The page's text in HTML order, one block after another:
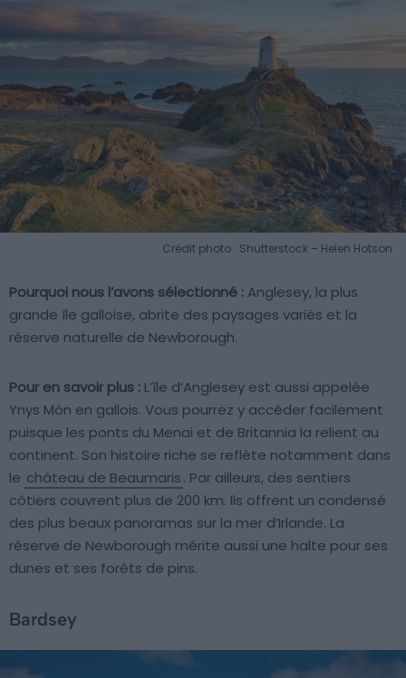
Crédit photo : Shutterstock – Helen Hotson
Pourquoi nous l’avons sélectionné : Anglesey, la plus
grande île galloise, abrite des paysages variés et la
réserve naturelle de Newborough.
Pour en savoir plus : L’île d’Anglesey est aussi appelée
Ynys Môn en gallois. Vous pourrez y accéder facilement
puisque les ponts du Menai et de Britannia la relient au
continent. Son histoire riche se reflète notamment dans
le château de Beaumaris. Par ailleurs, des sentiers
côtiers couvrent plus de 200 km. Ils offrent un condensé
des plus beaux panoramas sur la mer d’Irlande. La
réserve de Newborough mérite aussi une halte pour ses
dunes et ses forêts de pins.
Bardsey